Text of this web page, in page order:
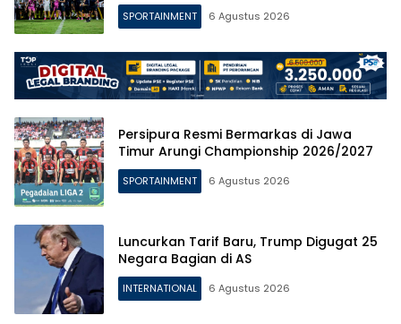
SPORTAINMENT 6 Agustus 2026
Persipura Resmi Bermarkas di Jawa
Timur Arungi Championship 2026/2027
SPORTAINMENT 6 Agustus 2026
Luncurkan Tarif Baru, Trump Digugat 25
Negara Bagian di AS
INTERNATIONAL 6 Agustus 2026